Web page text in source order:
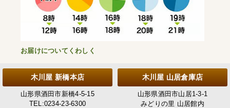
お届けについてくわしく
木川屋 新橋本店
山形県酒田市新橋4-5-15
TEL:0234-23-6300
木川屋 山居倉庫店
山形県酒田市山居1-3-1
みどりの里 山居館内